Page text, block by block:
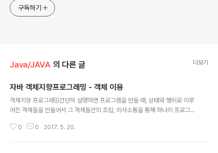
구독하기
Java/JAVA 의 다른 글 더보기
자바 객체지향프로그래밍 - 객체 이용
객체지향 프로그래밍간단히 설명하면 프로그램을 만들 때, 상태와 행위로 이루
어진 객체들을 만들어서 그 객체들간의 조립, 의사소통을 통해 하나의 프로그램
메서드를 변경자, 객체를 변경하지 않는 메서드를 접근자라고 한다.ArrayList
0 0 2017. 5. 20.